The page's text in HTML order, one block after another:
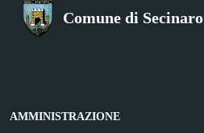
Comune di Secinaro
AMMINISTRAZIONE